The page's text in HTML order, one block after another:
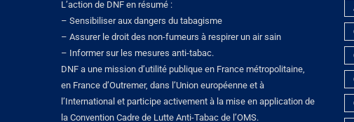
L’action de DNF en résumé :
– Sensibiliser aux dangers du tabagisme
– Assurer le droit des non-fumeurs à respirer un air sain
– Informer sur les mesures anti-tabac.
DNF a une mission d’utilité publique en France métropolitaine,
en France d’Outremer, dans l’Union européenne et à
l’International et participe activement à la mise en application de
la Convention Cadre de Lutte Anti-Tabac de l’OMS.